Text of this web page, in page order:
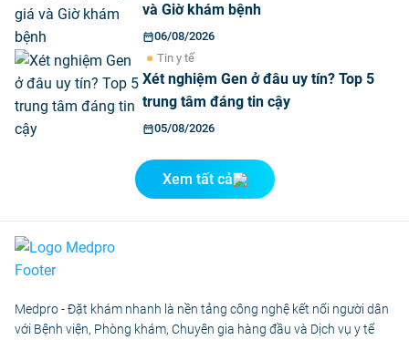
và Giờ khám bệnh
06/08/2026
Tin y tế
Xét nghiệm Gen ở đâu uy tín? Top 5
trung tâm đáng tin cậy
05/08/2026
Xem tất cả
Medpro - Đặt khám nhanh là nền tảng công nghệ kết nối người dân
với Bệnh viện, Phòng khám, Chuyên gia hàng đầu và Dịch vụ y tế